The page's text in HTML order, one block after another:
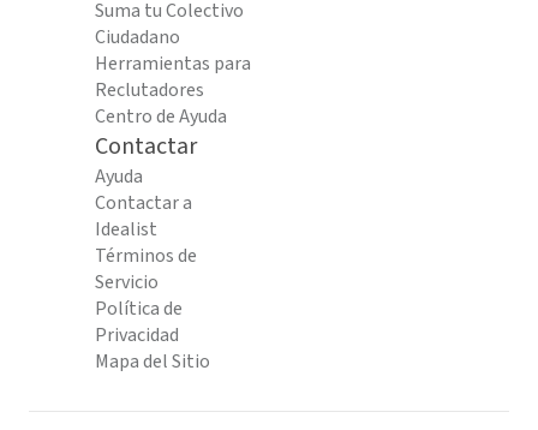
Suma tu Colectivo
Ciudadano
Herramientas para
Reclutadores
Centro de Ayuda
Contactar
Ayuda
Contactar a
Idealist
Términos de
Servicio
Política de
Privacidad
Mapa del Sitio